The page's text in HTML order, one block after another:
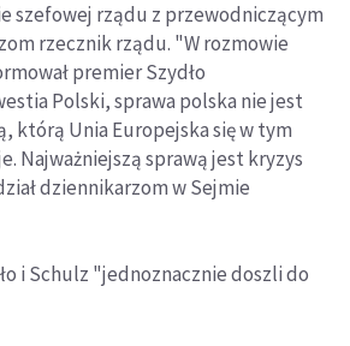
szefowej rządu z przewodniczącym
rzecznik rządu. "W rozmowie
premier Szydło
Polski, sprawa polska nie jest
którą Unia Europejska się w tym
Najważniejszą sprawą jest kryzys
dziennikarzom w Sejmie
i Schulz "jednoznacznie doszli do